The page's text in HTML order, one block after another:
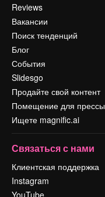
Reviews
Вакансии
Поиск тенденций
Блог
События
Slidesgo
Продайте свой контент
Помещение для прессы
Ищете magnific.ai
Связаться с нами
Клиентская поддержка
Instagram